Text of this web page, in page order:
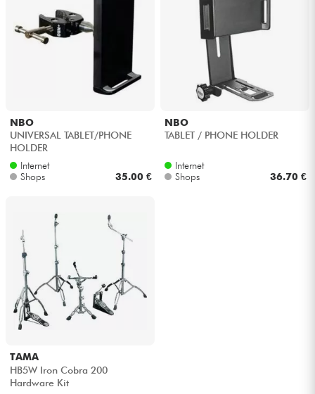
NBO
UNIVERSAL TABLET/PHONE
HOLDER
Internet
Shops
35.00 €
NBO
TABLET / PHONE HOLDER
Internet
Shops
36.70 €
TAMA
HB5W Iron Cobra 200
Hardware Kit